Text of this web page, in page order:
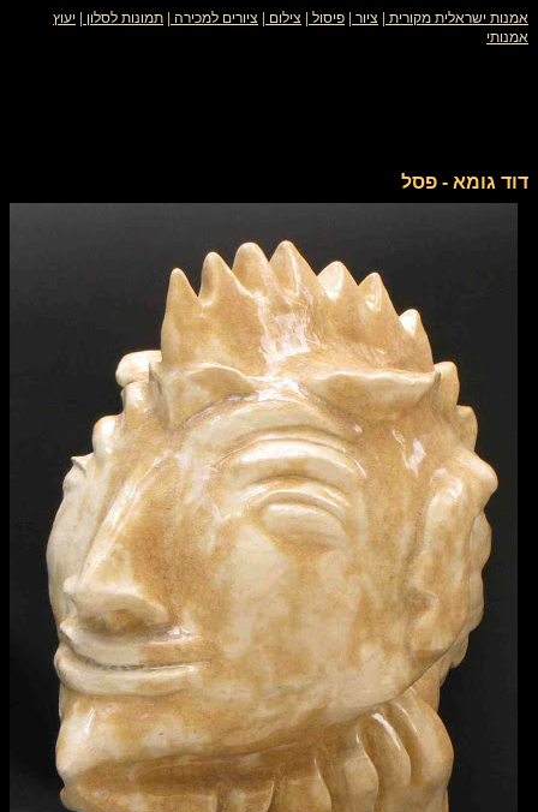
אמנות ישראלית מקורית ציור פיסול צילום ציורים למכירה תמונות לסלון
יעוץ
אמנותי
דוד גומא - פסל